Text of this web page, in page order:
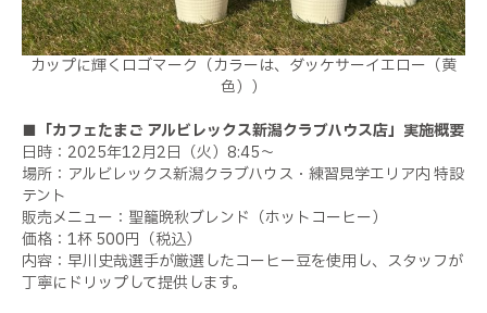
カップに輝くロゴマーク（カラーは、ダッケサーイエロー（黄
色））
■「カフェたまご アルビレックス新潟クラブハウス店」実施概要
日時：2025年12月2日（火）8:45〜
場所：アルビレックス新潟クラブハウス・練習見学エリア内 特設
テント
販売メニュー：聖籠晩秋ブレンド（ホットコーヒー）
価格：1杯 500円（税込）
内容：早川史哉選手が厳選したコーヒー豆を使用し、スタッフが
丁寧にドリップして提供します。